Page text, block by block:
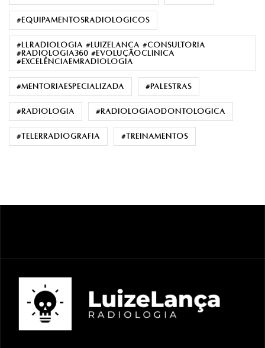
#equipamentosradiológicos
#llradiologia #luizelanca #consultoria
#radiologia360 #evoluçãoclínica
#excelênciaemradiologia
#mentoriaespecializada #palestras
#radiologia #radiologiaodontológica
#telerradiografia #treinamentos